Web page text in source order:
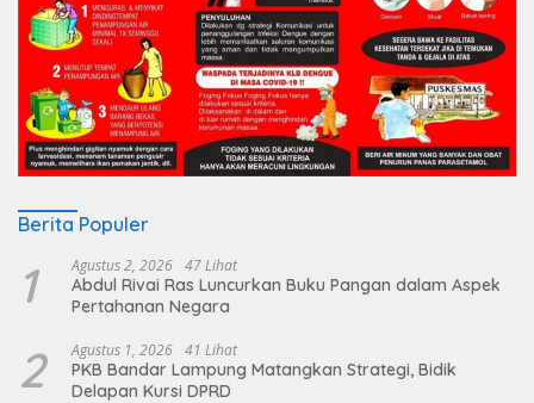
Berita Populer
1 Agustus 2, 2026 47 Lihat
Abdul Rivai Ras Luncurkan Buku Pangan dalam Aspek
Pertahanan Negara
2 Agustus 1, 2026 41 Lihat
PKB Bandar Lampung Matangkan Strategi, Bidik
Delapan Kursi DPRD